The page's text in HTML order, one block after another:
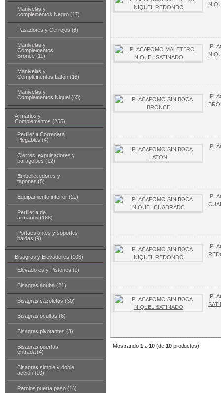
Manivelas y
complementos Negro (17)
Pasadores y Cerrojos (8)
Manivelas y
Complementos
Bronce (11)
Manivelas y
Complementos Latón (16)
Manivelas y
Complementos Niquel (65)
Armarios y
Complementos (255)
Perfilería Corredera
Plegables (4)
Cierres, expulsadores y
paragolpes (12)
Embellecedores y
tapones (5)
Equipamiento interior (21)
Perfilería de
armarios (188)
Portaestantes y soportes
baldas (9)
Bisagras y Elevadores (103)
Elevadores y Pistones (1)
Bisagras anuba (21)
Bisagras cazoletas (30)
Bisagras ocultas (6)
Bisagras pivotantes (3)
Bisagras puertas
entrada (4)
Bisagras simple y doble
acción (10)
Pernios puerta paso (16)
Mostrando 1 a 10 (de 10 productos)